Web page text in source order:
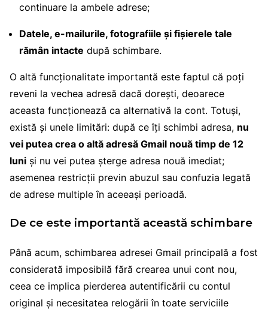
continuare la ambele adrese;
Datele, e-mailurile, fotografiile și fișierele tale
rămân intacte după schimbare.
O altă funcționalitate importantă este faptul că poți
reveni la vechea adresă dacă dorești, deoarece
aceasta funcționează ca alternativă la cont. Totuși,
există și unele limitări: după ce îți schimbi adresa, nu
vei putea crea o altă adresă Gmail nouă timp de 12
luni și nu vei putea șterge adresa nouă imediat;
asemenea restricții previn abuzul sau confuzia legată
de adrese multiple în aceeași perioadă.
De ce este importantă această schimbare
Până acum, schimbarea adresei Gmail principală a fost
considerată imposibilă fără crearea unui cont nou,
ceea ce implica pierderea autentificării cu contul
original și necesitatea relogării în toate serviciile